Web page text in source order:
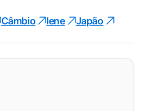
Câmbio Iene Japão